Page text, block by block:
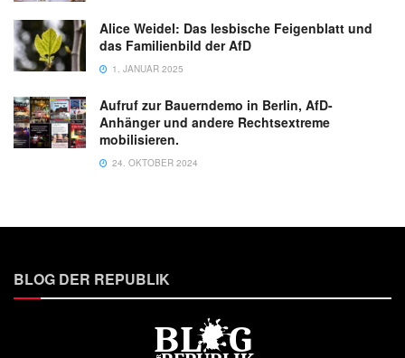
Alice Weidel: Das lesbische Feigenblatt und
das Familienbild der AfD
1. JANUAR 2025
Aufruf zur Bauerndemo in Berlin, AfD-
Anhänger und andere Rechtsextreme
mobilisieren.
24. OKTOBER 2024
BLOG DER REPUBLIK